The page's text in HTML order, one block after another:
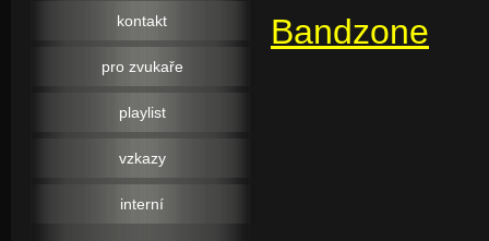
Bandzone
kontakt
pro zvukaře
playlist
vzkazy
interní